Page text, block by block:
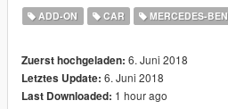
CREDIT :
Model from TurboSquid
ADD-ON CAR MERCEDES-
Zuerst hochgeladen: 6. Juni 2018
Letztes Update: 6. Juni 2018
Last Downloaded: 1 hour ago